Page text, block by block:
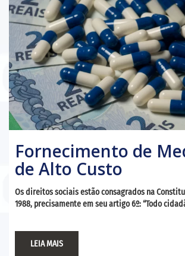
Fornecimento de
de Alto Custo
Os direitos sociais estão consagrados na
1988, precisamente em seu artigo 6º: “Todo
LEIA MAIS